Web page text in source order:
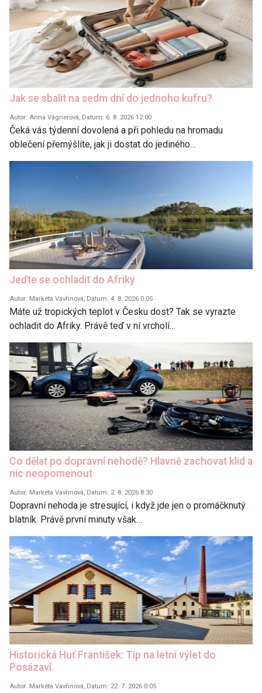
Jak se sbalit na sedm dní do jednoho kufru?
Autor: Anna Vágnerová, Datum: 6. 8. 2026 12:00
Čeká vás týdenní dovolená a při pohledu na hromadu
oblečení přemýšlíte, jak ji dostat do jediného…
Jeďte se ochladit do Afriky
Autor: Markéta Vavřinová, Datum: 4. 8. 2026 0:05
Máte už tropických teplot v Česku dost? Tak se vyrazte
ochladit do Afriky. Právě teď v ní vrcholí…
Co dělat po dopravní nehodě? Hlavně zachovat klid a
nic neopomenout
Autor: Markéta Vavřinová, Datum: 2. 8. 2026 8:30
Dopravní nehoda je stresující, i když jde jen o promáčknutý
blatník. Právě první minuty však…
Historická Huť František: Tip na letní výlet do
Posázaví.
Autor: Markéta Vavřinová, Datum: 22. 7. 2026 0:05